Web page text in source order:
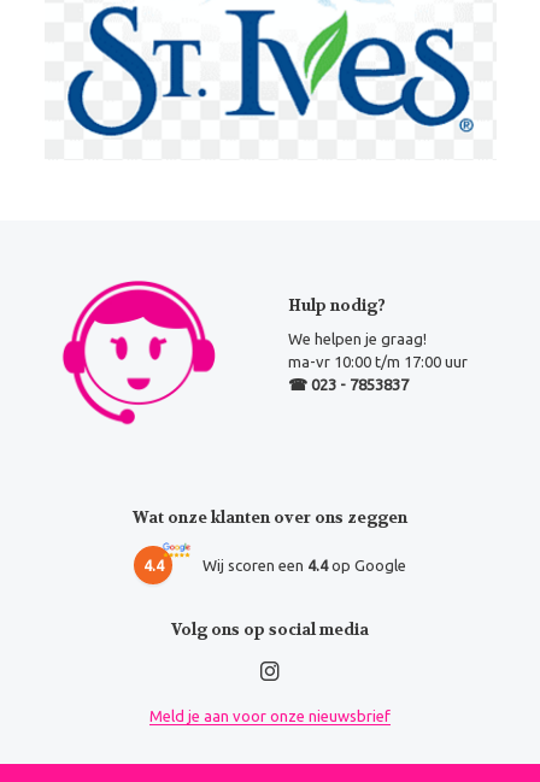
Hulp nodig?
We helpen je graag!
ma-vr 10:00 t/m 17:00 uur
☎ 023 - 7853837
Wat onze klanten over ons zeggen
4.4 Wij scoren een 4.4op Google
Volg ons op social media
Meld je aan voor onze nieuwsbrief